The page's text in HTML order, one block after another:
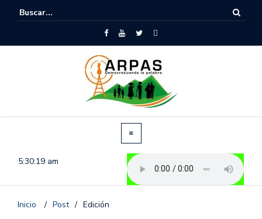
5:30:19 am
Inicio / Post / Edición